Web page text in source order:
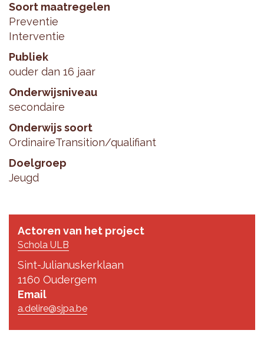
Soort maatregelen
Preventie
Interventie
Publiek
ouder dan 16 jaar
Onderwijsniveau
secondaire
Onderwijs soort
OrdinaireTransition/qualifiant
Doelgroep
Jeugd
Actoren van het project
Schola ULB
Sint-Julianuskerklaan
1160 Oudergem
Email
a.delire@sjpa.be